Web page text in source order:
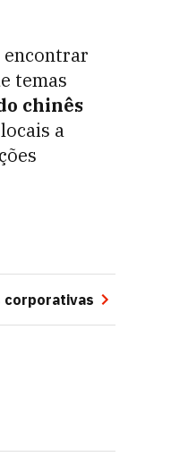
encontrar
temas
chinês
a
corporativas